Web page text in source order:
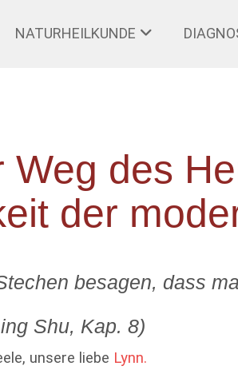
NATURHEILKUNDE
Weg des
der
besagen, dass
Shu, Kap. 8)
unsere liebe Lynn.